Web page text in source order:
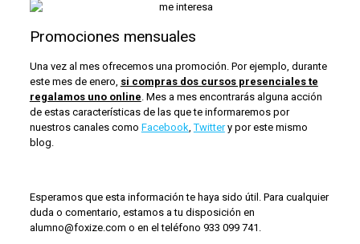
Promociones mensuales
Una vez al mes ofrecemos una promoción. Por ejemplo, durante
este mes de enero, si compras dos cursos presenciales te
regalamos uno online. Mes a mes encontrarás alguna acción
de estas características de las que te informaremos por
nuestros canales como Facebook,Twitter y por este mismo
blog.
Esperamos que esta información te haya sido útil. Para cualquier
duda o comentario, estamos a tu disposición en
alumno@foxize.com o en el teléfono 933 099 741.